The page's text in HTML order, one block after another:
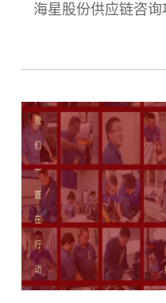
海星股份供应链咨询